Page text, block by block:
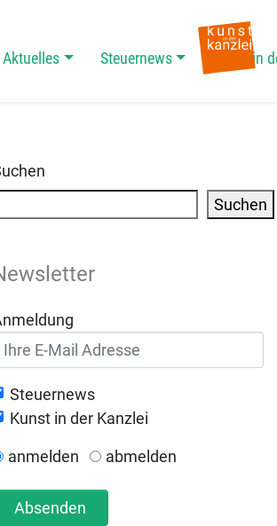
Steuernews Kunst in
Suchen
Steuernews
Kunst in der Kanzlei
anmelden abmelden
Absenden